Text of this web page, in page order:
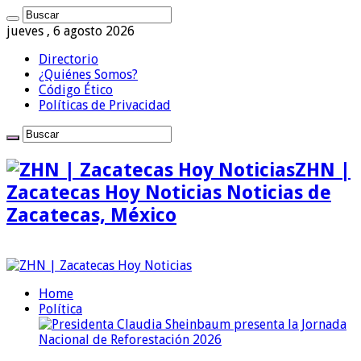
jueves , 6 agosto 2026
Directorio
¿Quiénes Somos?
Código Ético
Políticas de Privacidad
ZHN |
Zacatecas Hoy Noticias Noticias de
Zacatecas, México
Home
Política